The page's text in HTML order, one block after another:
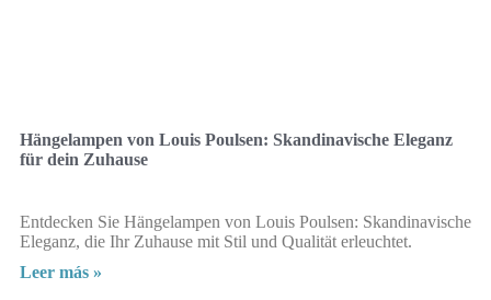
Hängelampen von Louis Poulsen: Skandinavische Eleganz
für dein Zuhause
Entdecken Sie Hängelampen von Louis Poulsen: Skandinavische
Eleganz, die Ihr Zuhause mit Stil und Qualität erleuchtet.
Leer más »